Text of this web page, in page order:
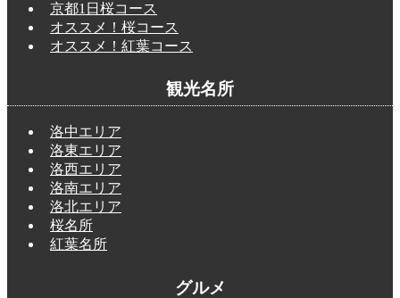
京都1日桜コース
オススメ！桜コース
オススメ！紅葉コース
観光名所
洛中エリア
洛東エリア
洛西エリア
洛南エリア
洛北エリア
桜名所
紅葉名所
グルメ